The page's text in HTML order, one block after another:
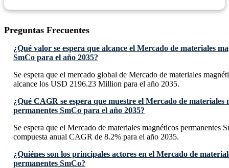
Preguntas Frecuentes
¿Qué valor se espera que alcance el Mercado de materiales
SmCo para el año 2035?
Se espera que el mercado global de Mercado de materiales
alcance los USD 2196.23 Million para el año 2035.
¿Qué CAGR se espera que muestre el Mercado de materiales
permanentes SmCo para el año 2035?
Se espera que el Mercado de materiales magnéticos permanentes
compuesta anual CAGR de 8.2% para el año 2035.
¿Quiénes son los principales actores en el Mercado de
permanentes SmCo?